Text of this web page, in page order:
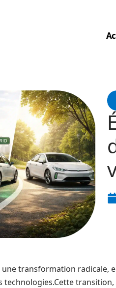
une transformation
technologies.Cette